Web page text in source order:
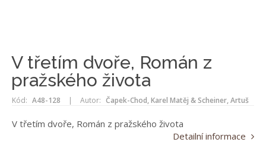
V třetím dvoře, Román z
pražského života
Kód: A48-128 | Autor: Čapek-Chod, Karel Matěj & Scheiner, Artuš
V třetím dvoře, Román z pražského života
Detailní informace